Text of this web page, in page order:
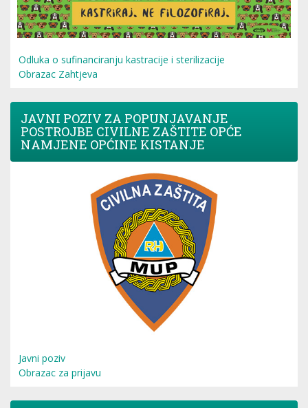
Odluka o sufinanciranju kastracije i sterilizacije
Obrazac Zahtjeva
JAVNI POZIV ZA POPUNJAVANJE
POSTROJBE CIVILNE ZAŠTITE OPĆE
NAMJENE OPĆINE KISTANJE
Javni poziv
Obrazac za prijavu